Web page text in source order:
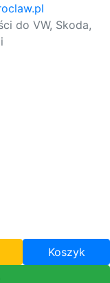
do VW, Skoda,
Koszyk